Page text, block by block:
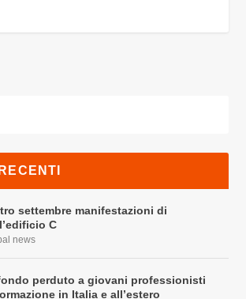
settembre manifestazioni di
C
news
perduto a giovani professionisti
in Italia e all’estero